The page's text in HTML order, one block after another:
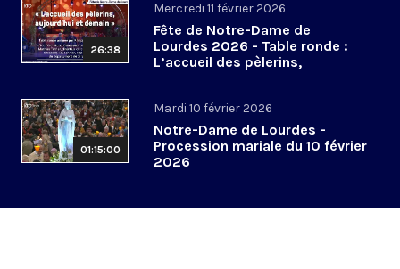
26:38
Mercredi 11 février 2026
Fête de Notre-Dame de
Lourdes 2026 - Table ronde :
L’accueil des pèlerins,
01:15:00
Mardi 10 février 2026
Notre-Dame de Lourdes -
Procession mariale du 10 février
2026